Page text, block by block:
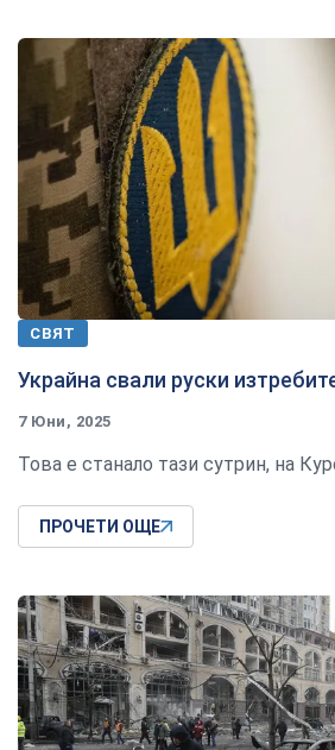
СВЯТ
Украйна свали руски
7 Юни, 2025
Това е станало тази сутрин, на
ПРОЧЕТИ ОЩЕ